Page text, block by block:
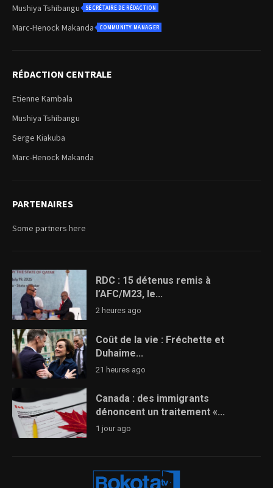
Mushiya Tshibangu SECRÉTAIRE DE RÉDACTION
Marc-Henock Makanda COMMUNITY MANAGER
RÉDACTION CENTRALE
Etienne Kambala
Mushiya Tshibangu
Serge Kiakuba
Marc-Henock Makanda
PARTENAIRES
Some partners here
RDC : 15 détenus remis à
l’AFC/M23, le...
2 heures ago
Coût de la vie : Fréchette et
Duhaime...
21 heures ago
Canada : des immigrants
dénoncent un traitement «...
1 jour ago